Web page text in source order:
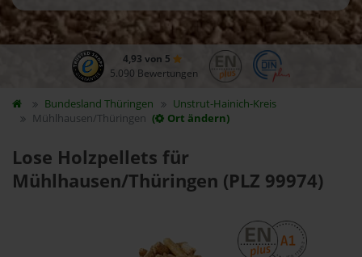
4,93 von 5
5.090 Bewertungen
Bundesland Thüringen
Unstrut-Hainich-Kreis
Mühlhausen/Thüringen ( Ort ändern)
Lose Holzpellets für
Mühlhausen/Thüringen (PLZ 99974)